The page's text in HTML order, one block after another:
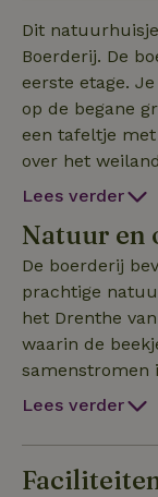
Dit
Boerderij. De
eerste etage.
op de begane
een tafeltje
over het weiland met
verbouwd tot
geboekt) wordt
en streekproducten. Er zijn ook 2
ook de
Je kunt
barbecue en
nabij gelegen
bushalte (100
onder andere
en Gasterij
Lees verder
Natuur en
De boerderij
prachtige
het Drenthe
waarin de
samenstromen
grote variatie in
graast, naar
Regelmatig zie
Lees verder